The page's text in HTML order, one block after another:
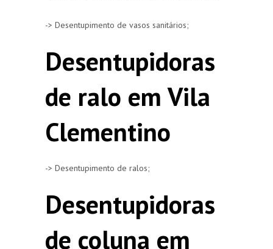
-> Desentupimento de vasos sanitários;
Desentupidoras
de ralo em Vila
Clementino
-> Desentupimento de ralos;
Desentupidoras
de coluna em